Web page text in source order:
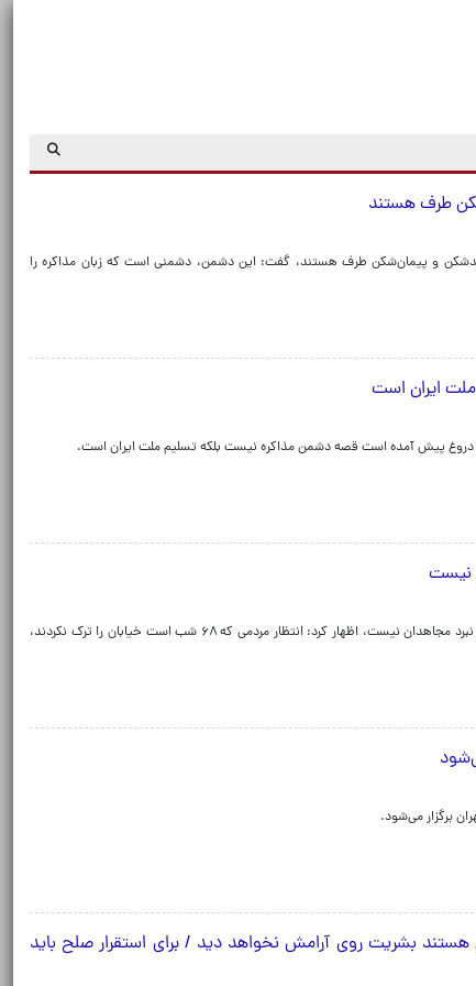
طرف‌ هستند
عهدشکن و پیمان‌شکن طرف‌ هستند، گفت: این دشمن، دشمنی است که زبان مذاکره را
ایران است
پیش آمده است قصه دشمن مذاکره نیست بلکه تسلیم ملت ایران است.
نیست
خطیب موقت نمازجمعه تهران با بیان اینکه عرصه مذاکره کمتر از نبرد مجاهدان نیست، اظهار کرد: انتظار مردمی که ۶۸ شب است خیابان را ترک نکردند،
برگزار می‌شود.
هستند بشریت روی آرامش نخواهد دید / برای استقرار صلح باید